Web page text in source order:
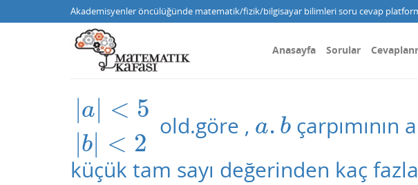
Akademisyenler öncülüğünde matematik/fizik/bilgisayar bilimleri soru cevap
Anasayfa Sorular
a < 5
b < 2
|a| 5 |b |<2
old.göre , a. b
a.b
küçük tam sayı değerinden kaç